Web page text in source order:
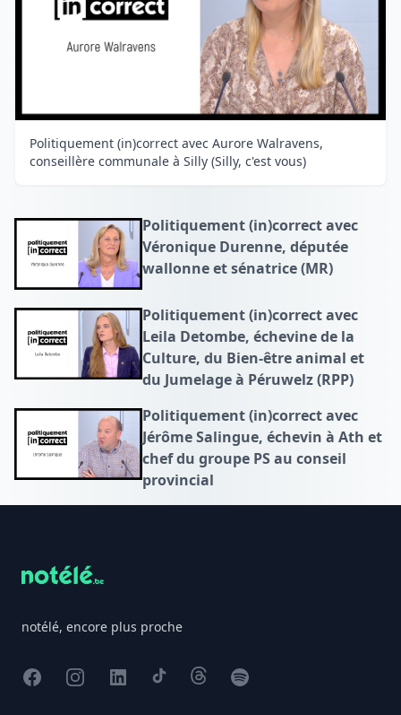
Politiquement (in)correct avec Aurore Walravens,
conseillère communale à Silly (Silly, c'est vous)
Politiquement (in)correct avec
Véronique Durenne, députée
wallonne et sénatrice (MR)
Politiquement (in)correct avec
Leila Detombe, échevine de la
Culture, du Bien-être animal et
du Jumelage à Péruwelz (RPP)
Politiquement (in)correct avec
Jérôme Salingue, échevin à Ath et
chef du groupe PS au conseil
provincial
notélé, encore plus proche
FacebookInstagram
X TikTokThreadsSpotify